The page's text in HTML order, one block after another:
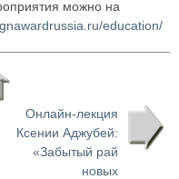
можно на
education/
Онлайн-лекция
Ксении Аджубей:
«Забытый рай
новых